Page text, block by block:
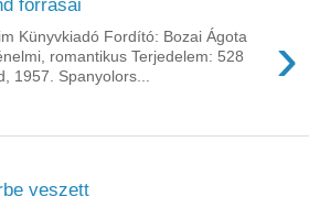
forrásai
›
Künyvkiadó Fordító: Bozai Ágota
romantikus Terjedelem: 528
1957. Spanyolors...
veszett